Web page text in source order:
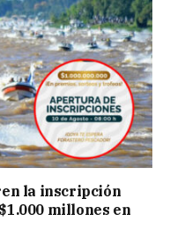
la inscripción
millones en